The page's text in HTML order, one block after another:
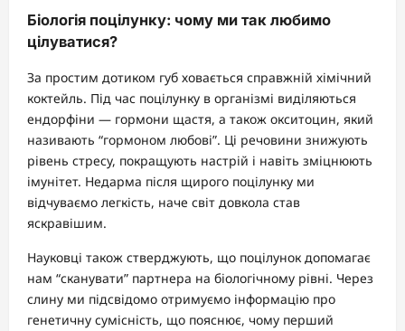
Біологія поцілунку: чому ми так любимо
цілуватися?
За простим дотиком губ ховається справжній хімічний
коктейль. Під час поцілунку в організмі виділяються
ендорфіни — гормони щастя, а також окситоцин, який
називають “гормоном любові”. Ці речовини знижують
рівень стресу, покращують настрій і навіть зміцнюють
імунітет. Недарма після щирого поцілунку ми
відчуваємо легкість, наче світ довкола став
яскравішим.
Науковці також стверджують, що поцілунок допомагає
нам “сканувати” партнера на біологічному рівні. Через
слину ми підсвідомо отримуємо інформацію про
генетичну сумісність, що пояснює, чому перший